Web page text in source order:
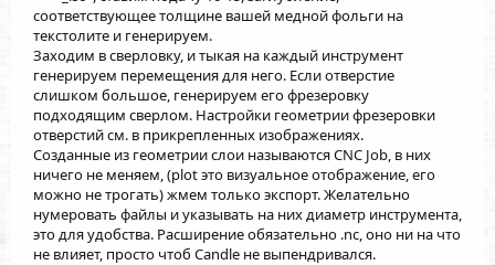
соответствующее толщине вашей медной фольги на
текстолите и генерируем.
Заходим в сверловку, и тыкая на каждый инструмент
генерируем перемещения для него. Если отверстие
слишком большое, генерируем его фрезеровку
подходящим сверлом. Настройки геометрии фрезеровки
отверстий см. в прикрепленных изображениях.
Созданные из геометрии слои называются CNC Job, в них
ничего не меняем, (plot это визуальное отображение, его
можно не трогать) жмем только экспорт. Желательно
нумеровать файлы и указывать на них диаметр инструмента,
это для удобства. Расширение обязательно .nc, оно ни на что
не влияет, просто чтоб Candle не выпендривался.